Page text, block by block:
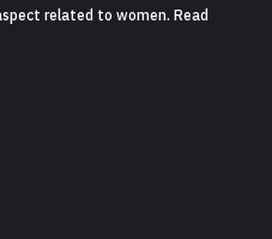
related to women. Read